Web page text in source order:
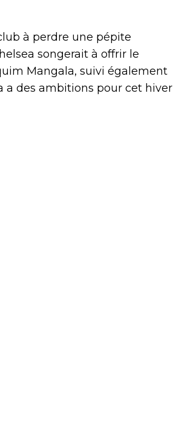
à perdre une pépite
songerait à offrir le
Mangala, suivi également
a des ambitions pour cet hiver